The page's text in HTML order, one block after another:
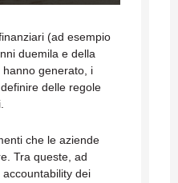
(ad esempio
duemila e della
generato, i
delle regole
che le aziende
Tra queste, ad
dei